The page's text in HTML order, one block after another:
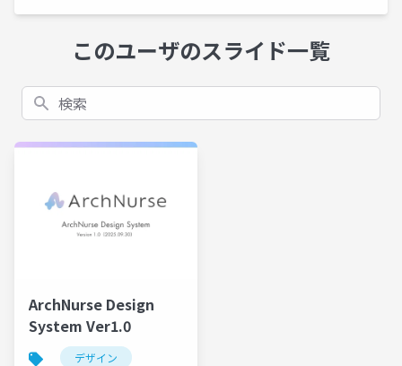
このユーザのスライド一覧
検索
ArchNurse Design
System Ver1.0
デザイン